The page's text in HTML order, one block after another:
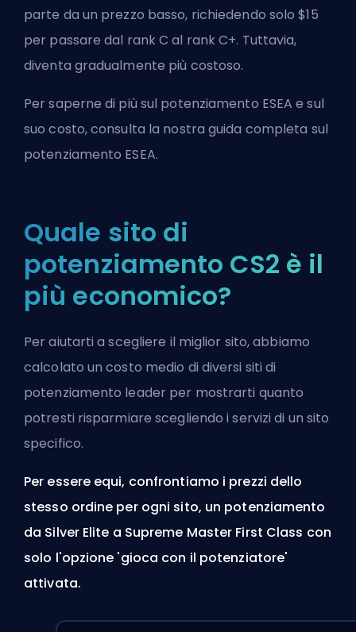
parte da un prezzo basso, richiedendo solo $15
per passare dal rank C al rank C+. Tuttavia,
diventa gradualmente più costoso.
Per saperne di più sul potenziamento ESEA e sul
suo costo, consulta la nostra guida completa sul
potenziamento ESEA.
Quale sito di
potenziamento CS2 è il
più economico?
Per aiutarti a scegliere il miglior sito, abbiamo
calcolato un costo medio di diversi siti di
potenziamento leader per mostrarti quanto
potresti risparmiare scegliendo i servizi di un sito
specifico.
Per essere equi, confrontiamo i prezzi dello
stesso ordine per ogni sito, un potenziamento
da Silver Elite a Supreme Master First Class con
solo l'opzione 'gioca con il potenziatore'
attivata.